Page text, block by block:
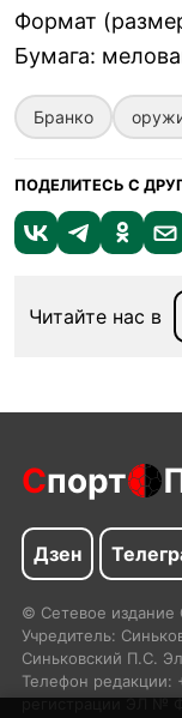
Формат
Бумага:
Бранко
ПОДЕЛИТЕСЬ С
Читайте нас в
Спорт
Дзен
© Сетевое издание
Учредитель:
Синьковский П.С.
Телефон редакции:
регистрации ЭЛ №